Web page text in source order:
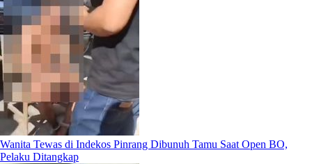
Wanita Tewas di Indekos Pinrang Dibunuh Tamu Saat Open BO,
Pelaku Ditangkap